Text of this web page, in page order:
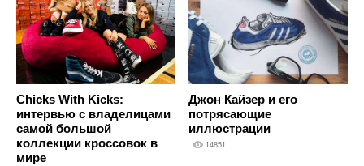
Chicks With Kicks:
интервью с владелицами
самой большой
коллекции кроссовок в
мире
Джон Кайзер и его
потрясающие
иллюстрации
14851